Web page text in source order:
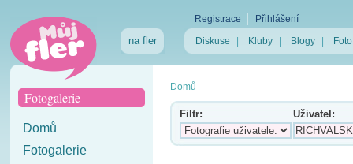
na fler
Registrace
Přihlášení
Diskuse
Kluby Blogy Foto
Fotogalerie
Domů
Fotogalerie
Domů
Filtr: Uživatel: